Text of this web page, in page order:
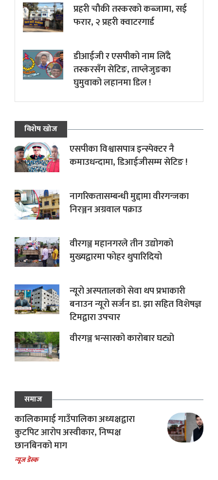
प्रहरी चौकी तस्करको कब्जामा, सई
फरार, २ प्रहरी क्वाटरगार्ड
डीआईजी र एसपीको नाम लिँदै
तस्करसँग सेटिङ, ताप्लेजुङका
घुमुवाको लहानमा डिल !
विशेष खोज
एसपीका विश्वासपात्र इन्स्पेक्टर नै
कमाउधन्दामा, डिआईजीसम्म सेटिङ !
नागरिकतासम्बन्धी मुद्दामा वीरगन्जका
निरञ्जन अग्रवाल पक्राउ
वीरगञ्ज महानगरले तीन उद्योगको
मुख्यद्वारमा फोहर थुपारिदियो
न्यूरो अस्पतालको सेवा थप प्रभाकारी
बनाउन न्यूरो सर्जन डा. झा सहित विशेषज्ञ
टिमद्वारा उपचार
वीरगञ्ज भन्सारको कारोबार घट्यो
समाज
कालिकामाई गाउँपालिका अध्यक्षद्वारा
कुटपिट आरोप अस्वीकार, निष्पक्ष
छानबिनको माग
न्यूज डेस्क